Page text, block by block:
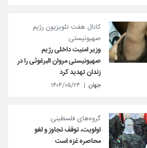
کانال هفت تلویزیون رژیم
صهیونیستی:
وزیر امنیت داخلی رژیم
صهیونیستی مروان البرغوثی را در
زندان تهدید کرد
جهان ۱۴۰۴/۰۵/۲۴
گروه‌های فلسطینی:
اولویت، توقف تجاوز و لغو
محاصره غزه است